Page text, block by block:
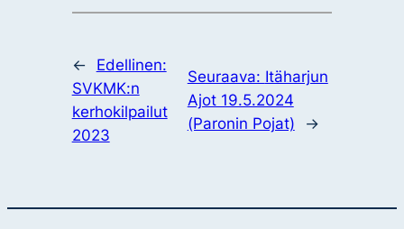
←
Edellinen:
SVKMK:n
kerhokilpailut
2023
Seuraava: Itäharjun
Ajot 19.5.2024
(Paronin Pojat)
→